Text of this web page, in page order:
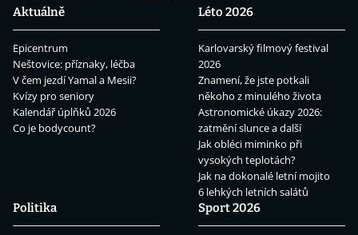
Aktuálně
Epicentrum
Neštovice: příznaky, léčba
V čem jezdí Yamal a Mesii?
Kvízy pro seniory
Kalendář úplňků 2026
Co je bodycount?
Léto 2026
Karlovarský filmový festival
2026
Znamení, že jste potkali
někoho z minulého života
Astronomické úkazy 2026:
zatmění slunce a další
Jak obléci miminko při
vysokých teplotách?
Jak na dokonalé letní mojito
6 lehkých letních salátů
Politika
Sport 2026